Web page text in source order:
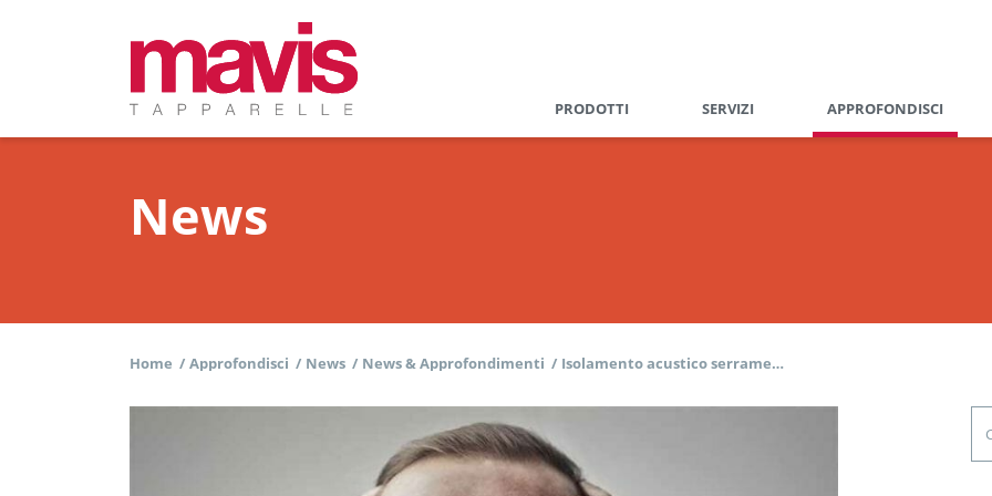
PRODOTTI SERVIZI APPROFONDISCI
News
Home / Approfondisci / News / News & Approfondimenti / Isolamento acustico serramenti: la differenza è nei vetri